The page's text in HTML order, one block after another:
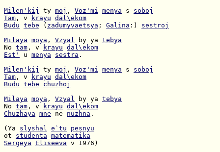
Milen'kij
ty moj , Voz'mi menya s soboj
Tam , v krayu dal\ekom
Budu tebe ( zadumyvaetsya ; Galina :) sestroj
Milaya moya , Vzyal by ya tebya
No tam , v krayu dal\ekom
Est'
u menya sestra .
Milen'kij
ty moj , Voz'mi menya s soboj
Tam , v krayu dal\ekom
Budu tebe
chuzhoj
Milaya moya , Vzyal by ya tebya
No tam , v krayu dal\ekom
Chuzhaya mne ne nuzhna .
(Ya slyshal e`tu
pesnyu
ot studenta matematika
Sergeya
Eliseeva v 1976)